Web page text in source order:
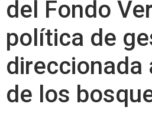
del Fondo
política de
direccionada
de los